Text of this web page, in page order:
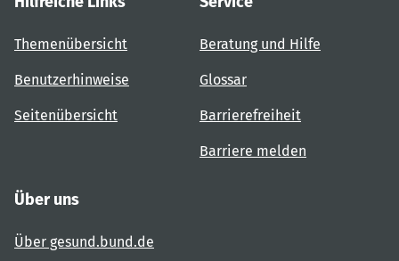
Themenübersicht
Benutzerhinweise
Seitenübersicht
Beratung und Hilfe
Glossar
Barrierefreiheit
Barriere melden
Über uns
Über gesund.bund.de